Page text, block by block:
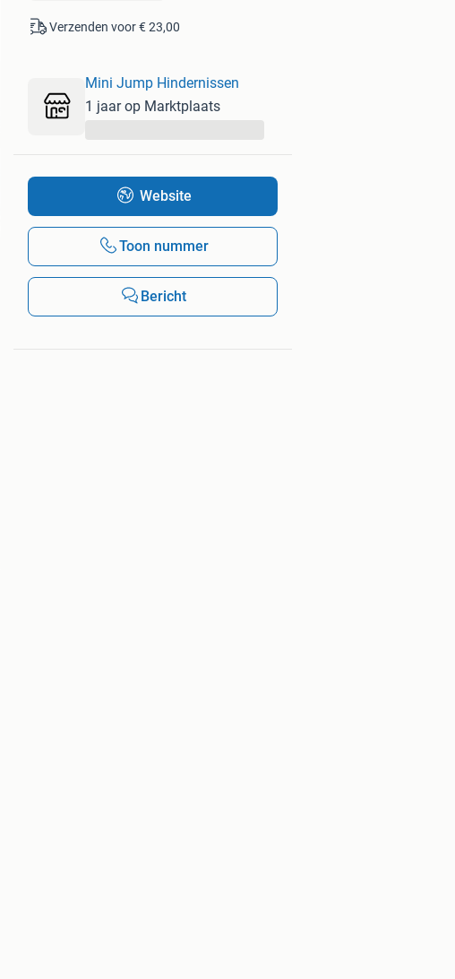
Verzenden voor € 23,00
Mini Jump Hindernissen
1 jaar op Marktplaats
Website
Toon nummer
Bericht